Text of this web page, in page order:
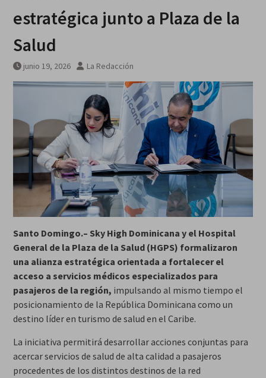
agosto
estratégica junto a Plaza de la
Salud
junio 19, 2026 La Redacción
Santo Domingo.– Sky High Dominicana y el Hospital
General de la Plaza de la Salud (HGPS) formalizaron
una alianza estratégica orientada a fortalecer el
acceso a servicios médicos especializados para
pasajeros de la región, impulsando al mismo tiempo el
posicionamiento de la República Dominicana como un
destino líder en turismo de salud en el Caribe.
La iniciativa permitirá desarrollar acciones conjuntas para
acercar servicios de salud de alta calidad a pasajeros
procedentes de los distintos destinos de la red